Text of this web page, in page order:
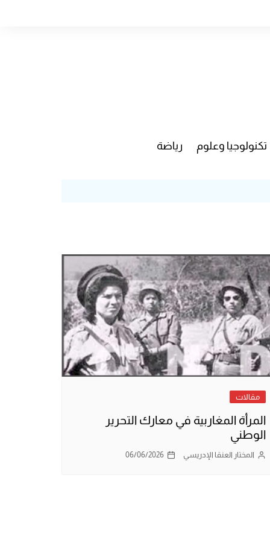
تكنولوجيا وعلوم رياضة
مقالات
المرأة المغاربية في معارك التحرير
الوطني
المختار العنقا الإدريسي 06/06/2026